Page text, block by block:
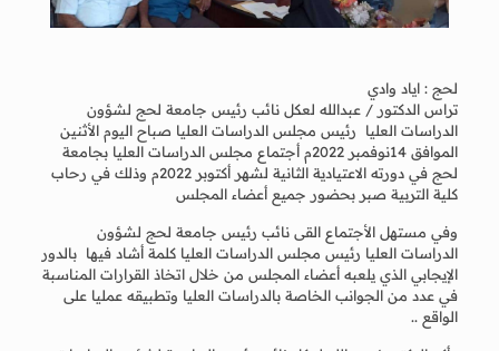
لحج : اياد وادي
تراس الدكتور / عبدالله لعكل نائب رئيس جامعة لحج لشؤون
الدراسات العليا رئيس مجلس الدراسات العليا صباح اليوم الأثنين
الموافق 14نوفمبر 2022م أجتماع مجلس الدراسات العليا بجامعة
لحج في دورته الاعتيادية الثانية لشهر أكتوبر 2022م وذلك في رحاب
كلية التربية صبر بحضور جميع أعضاء المجلس
وفي مستهل الأجتماع القى نائب رئيس جامعة لحج لشؤون
الدراسات العليا رئيس مجلس الدراسات العليا كلمة أشاد فيها بالدور
الإيجابي الذي يلعبه أعضاء المجلس من خلال اتخاذ القرارات المناسبة
في عدد من الجوانب الخاصة بالدراسات العليا وتطبيقه عمليا على
الواقع ..